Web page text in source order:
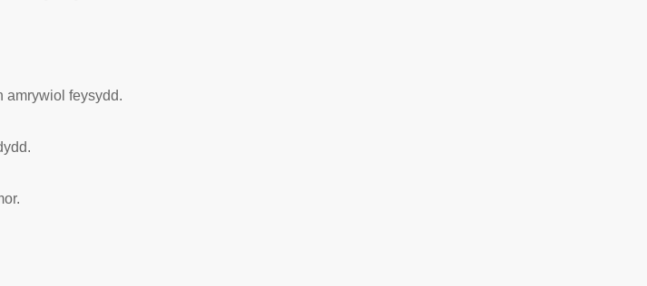
amrywiol feysydd.